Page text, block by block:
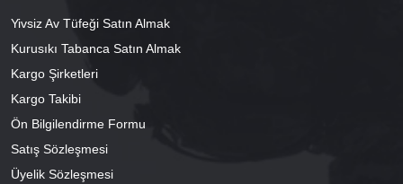
Yivsiz Av Tüfeği Satın Almak
Kurusıkı Tabanca Satın Almak
Kargo Şirketleri
Kargo Takibi
Ön Bilgilendirme Formu
Satış Sözleşmesi
Üyelik Sözleşmesi